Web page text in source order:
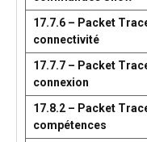
17.7.6 – Packet
connectivité
17.7.7 – Packet
connexion
17.8.2 – Packet
compétences